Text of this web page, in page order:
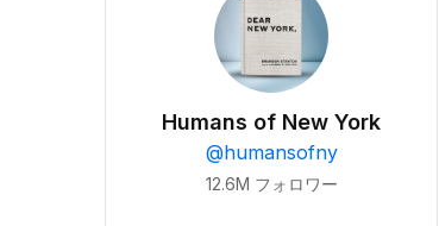
Humans of New York
@humansofny
12.6M フォロワー